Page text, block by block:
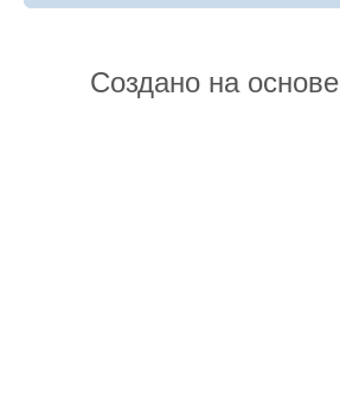
Создано на основе